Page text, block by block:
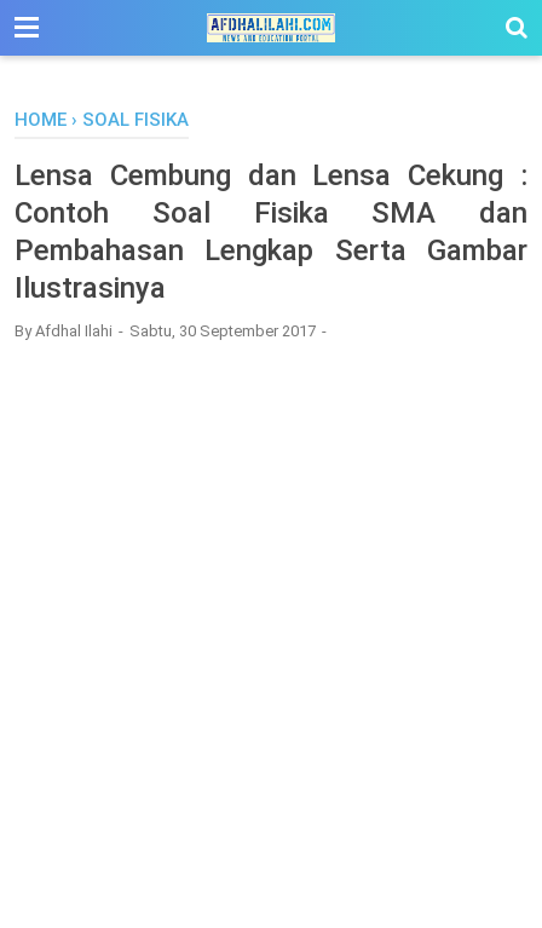
-->
HOME › SOAL FISIKA
Lensa Cembung dan Lensa Cekung :
Contoh Soal Fisika SMA dan
Pembahasan Lengkap Serta Gambar
Ilustrasinya
ByAfdhal Ilahi Sabtu, 30 September 2017